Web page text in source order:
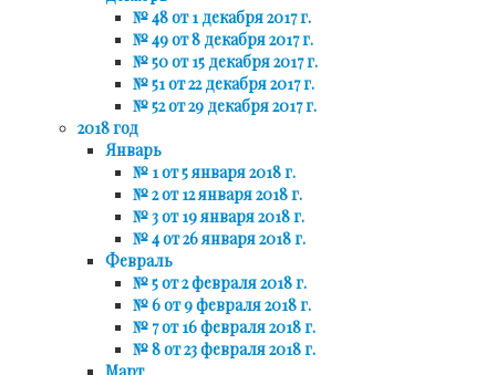
№ 48 от 1 декабря 2017 г.
№ 49 от 8 декабря 2017 г.
№ 50 от 15 декабря 2017 г.
№ 51 от 22 декабря 2017 г.
№ 52 от 29 декабря 2017 г.
2018 год
Январь
№ 1 от 5 января 2018 г.
№ 2 от 12 января 2018 г.
№ 3 от 19 января 2018 г.
№ 4 от 26 января 2018 г.
Февраль
№ 5 от 2 февраля 2018 г.
№ 6 от 9 февраля 2018 г.
№ 7 от 16 февраля 2018 г.
№ 8 от 23 февраля 2018 г.